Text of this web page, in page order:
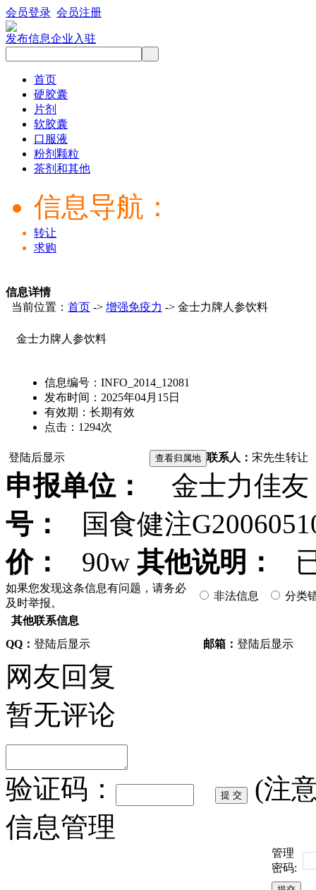
会员登录 会员注册
发布信息企业入驻
首页
硬胶囊
片剂
软胶囊
口服液
粉剂颗粒
茶剂和其他
信息导航：
转让
求购
信息详情
当前位置： 首页 -> 增强免疫力 -> 金士力牌人参饮料
金士力牌人参饮料
信息编号： INFO_2014_12081
发布时间： 2025年04月15日
有效期： 长期有效
点击： 1294次
登陆后显示 联系人： 宋先生转让
申报单位：
金士力佳友
号：
国食健注
价：
90w 其他说明：
如果您发现这条信息有问题，请务必
及时举报。
非法信息 分类
其他联系信息
QQ： 登陆后显示 邮箱： 登陆后显示
网友回复
暂无评论
验证码：
(注
信息管理
管理
密码: